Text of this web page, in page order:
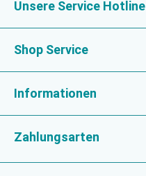
Unsere Service Hotline
Shop Service
Informationen
Zahlungsarten